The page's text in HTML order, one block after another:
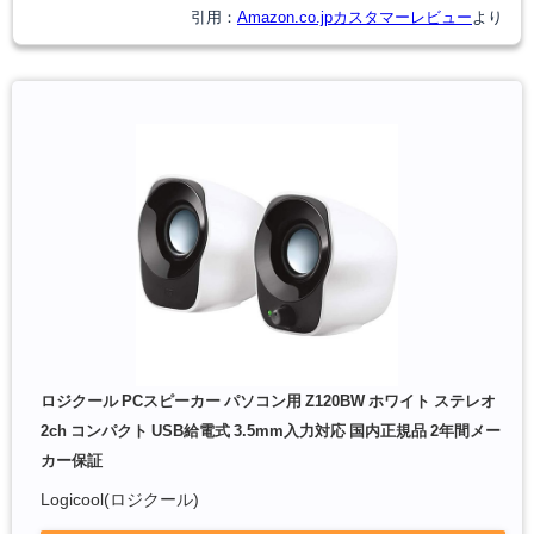
引用： Amazon.co.jpカスタマーレビュー より
ロジクール PCスピーカー パソコン用 Z120BW ホワイト ステレオ
2ch コンパクト USB給電式 3.5mm入力対応 国内正規品 2年間メー
カー保証
Logicool(ロジクール)